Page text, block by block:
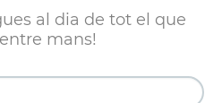
al dia de tot el que
mans!